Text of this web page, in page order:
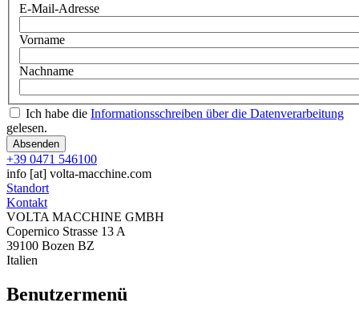
E-Mail-Adresse
Vorname
Nachname
Ich habe die Informationsschreiben über die Datenverarbeitung
gelesen.
+39 0471 546100
info [at] volta-macchine.com
Standort
Kontakt
VOLTA MACCHINE GMBH
Copernico Strasse 13 A
39100 Bozen BZ
Italien
Benutzermenü